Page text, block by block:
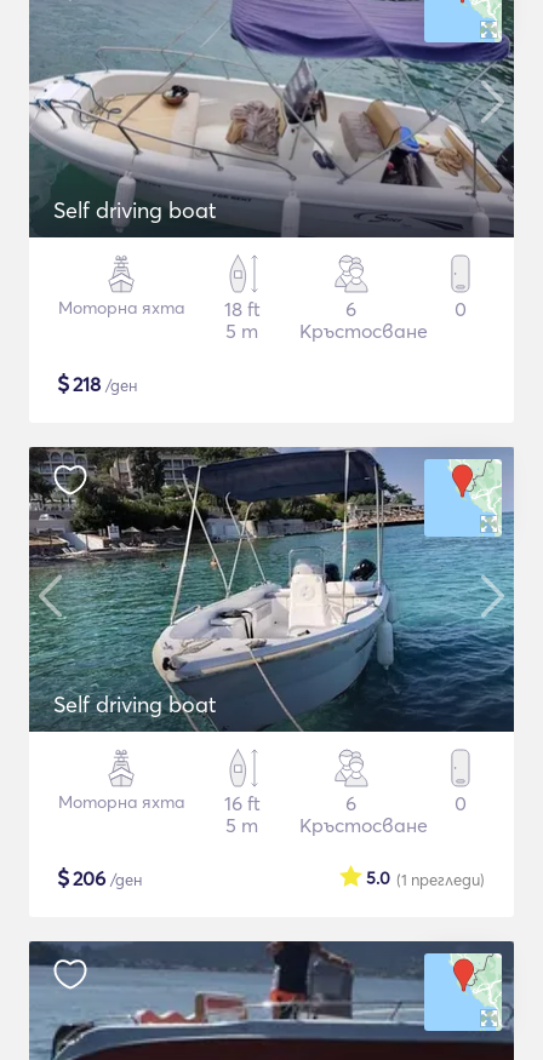
Self driving boat
Моторна яхта
18 ft
5 m
6
Кръстосване
0
$218 /ден
Self driving boat
Моторна яхта
16 ft
5 m
6
Кръстосване
0
$206 /ден (1 прегледи)
5.0